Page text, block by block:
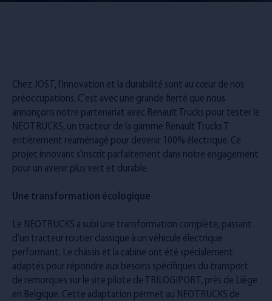
Rejoignez-nous !
Chez JOST, l'innovation et la durabilité sont au cœur de nos
préoccupations. C'est avec une grande fierté que nous
annonçons notre partenariat avec Renault Trucks pour tester le
NEOTRUCKS, un tracteur de la gamme Renault Trucks T
entièrement réaménagé pour devenir 100% électrique. Ce
projet innovant s'inscrit parfaitement dans notre engagement
pour un avenir plus vert et durable.
Une transformation écologique
Le NEOTRUCKS a subi une transformation complète, passant
d'un tracteur routier classique à un véhicule électrique
performant. Le châssis et la cabine ont été spécialement
adaptés pour répondre aux besoins spécifiques du transport
de remorques sur le site pilote de TRILOGIPORT, près de Liège
en Belgique. Cette adaptation permet au NEOTRUCKS de